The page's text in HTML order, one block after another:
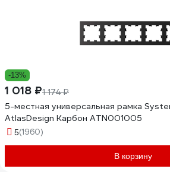
-13%
1 018 ₽1 174 ₽
5-местная универсальная рамка
AtlasDesign Карбон ATN001005
5(1960)
В корзину